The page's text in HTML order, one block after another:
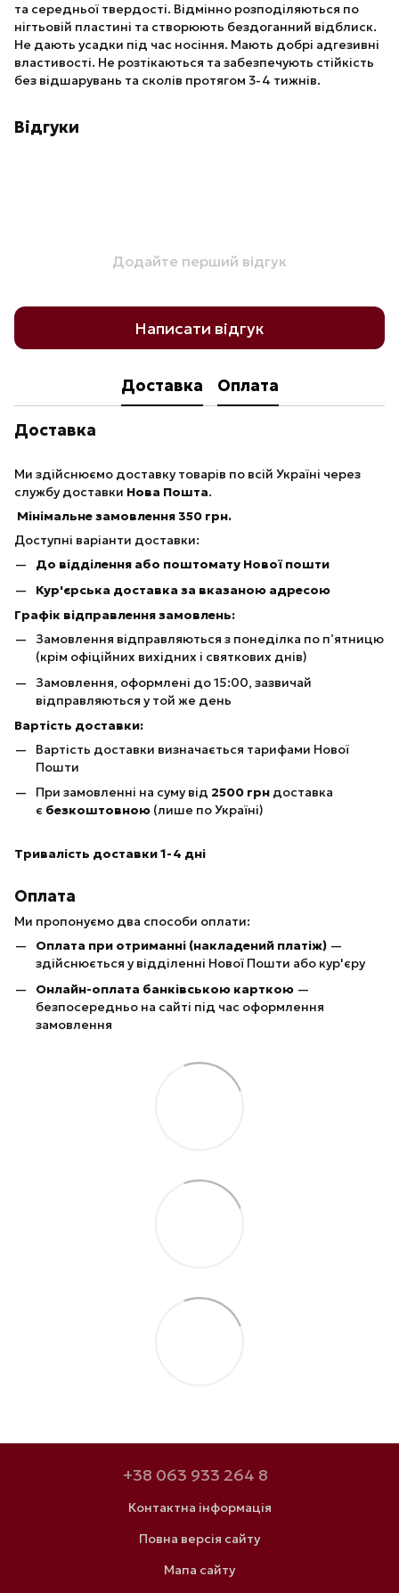
та середньої твердості. Відмінно розподіляються по
нігтьовій пластині та створюють бездоганний відблиск.
Не дають усадки під час носіння. Мають добрі адгезивні
властивості. Не розтікаються та забезпечують стійкість
без відшарувань та сколів протягом 3-4 тижнів.
Відгуки
Додайте перший відгук
Написати відгук
Доставка Оплата
Доставка
Ми здійснюємо доставку товарів по всій Україні через
службу доставки Нова Пошта.
Мінімальне замовлення 350 грн.
Доступні варіанти доставки:
До відділення або поштомату Нової пошти
Кур'єрська доставка за вказаною адресою
Графік відправлення замовлень:
Замовлення відправляються з понеділка по п’ятницю
(крім офіційних вихідних і святкових днів)
Замовлення, оформлені до 15:00, зазвичай
відправляються у той же день
Вартість доставки:
Вартість доставки визначається тарифами Нової
Пошти
При замовленні на суму від 2500 грн доставка
є безкоштовною (лише по Україні)
Тривалість доставки 1-4 дні
Оплата
Ми пропонуємо два способи оплати:
Оплата при отриманні (накладений платіж) —
здійснюється у відділенні Нової Пошти або кур'єру
Онлайн-оплата банківською карткою —
безпосередньо на сайті під час оформлення
замовлення
+38 063 933 264 8
Контактна інформація
Повна версія сайту
Мапа сайту